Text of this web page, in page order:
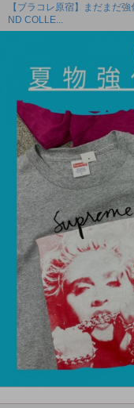
【ブラコレ原宿】まだまだ
ND COLLE...